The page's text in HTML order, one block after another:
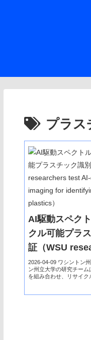
プラス
AI駆動スペク
クル可能プラ
証（WSU
driven
identifying
2026-04-09 ワシントン
ン州立大学の研究チー
を組み合わせ、リサイク
観や手作業に依存し誤